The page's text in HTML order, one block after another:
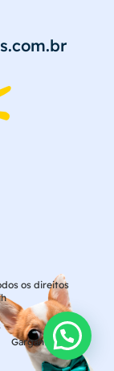
os direitos
Gargantilhas